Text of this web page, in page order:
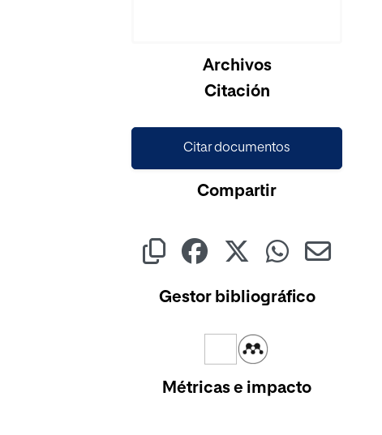
Archivos
Citación
Citar documentos
Compartir
Gestor bibliográfico
Métricas e impacto